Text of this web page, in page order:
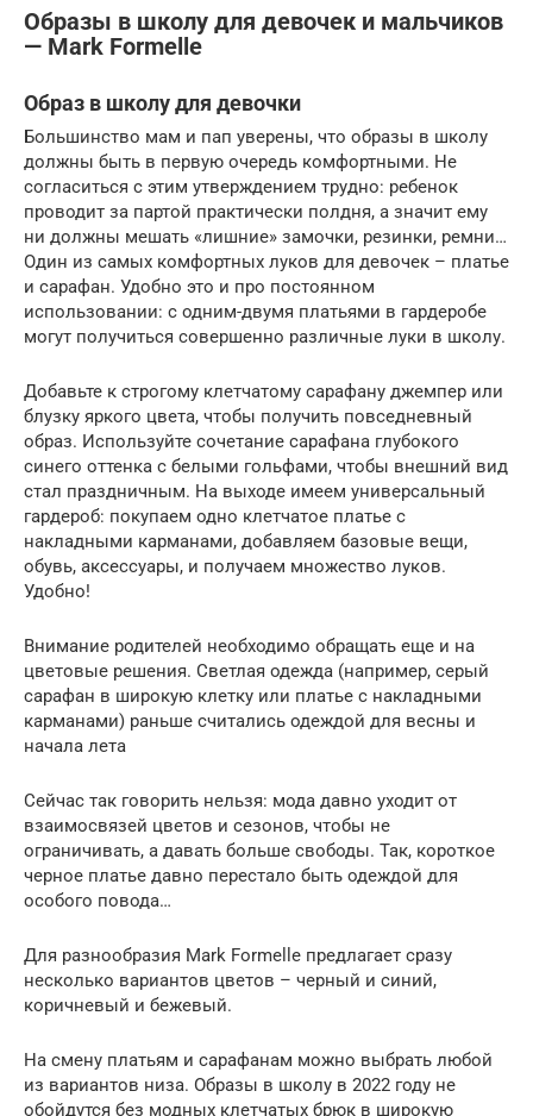
Образы в школу для девочек и мальчиков
— Mark Formelle
Образ в школу для девочки
Большинство мам и пап уверены, что образы в школу
должны быть в первую очередь комфортными. Не
согласиться с этим утверждением трудно: ребенок
проводит за партой практически полдня, а значит ему
ни должны мешать «лишние» замочки, резинки, ремни…
Один из самых комфортных луков для девочек – платье
и сарафан. Удобно это и про постоянном
использовании: с одним-двумя платьями в гардеробе
могут получиться совершенно различные луки в школу.
Добавьте к строгому клетчатому сарафану джемпер или
блузку яркого цвета, чтобы получить повседневный
образ. Используйте сочетание сарафана глубокого
синего оттенка с белыми гольфами, чтобы внешний вид
стал праздничным. На выходе имеем универсальный
гардероб: покупаем одно клетчатое платье с
накладными карманами, добавляем базовые вещи,
обувь, аксессуары, и получаем множество луков.
Удобно!
Внимание родителей необходимо обращать еще и на
цветовые решения. Светлая одежда (например, серый
сарафан в широкую клетку или платье с накладными
карманами) раньше считались одеждой для весны и
начала лета
Сейчас так говорить нельзя: мода давно уходит от
взаимосвязей цветов и сезонов, чтобы не
ограничивать, а давать больше свободы. Так, короткое
черное платье давно перестало быть одеждой для
особого повода…
Для разнообразия Mark Formelle предлагает сразу
несколько вариантов цветов – черный и синий,
коричневый и бежевый.
На смену платьям и сарафанам можно выбрать любой
из вариантов низа. Образы в школу в 2022 году не
обойдутся без модных клетчатых брюк в широкую